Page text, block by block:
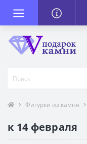
Фигурки из камня
к 14 февраля